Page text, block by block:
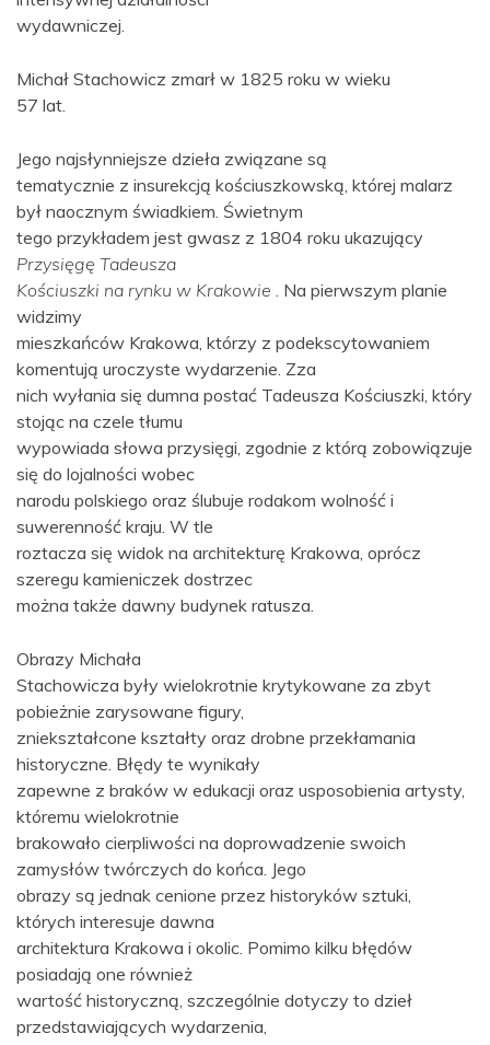
wydawniczej.
Michał Stachowicz zmarł w 1825 roku w wieku
57 lat.
Jego najsłynniejsze dzieła związane są
tematycznie z insurekcją kościuszkowską, której malarz
był naocznym świadkiem. Świetnym
tego przykładem jest gwasz z 1804 roku ukazujący
Przysięgę Tadeusza
Kościuszki na rynku w Krakowie
. Na pierwszym planie
widzimy
mieszkańców Krakowa, którzy z podekscytowaniem
komentują uroczyste wydarzenie. Zza
nich wyłania się dumna postać Tadeusza Kościuszki, który
stojąc na czele tłumu
wypowiada słowa przysięgi, zgodnie z którą zobowiązuje
się do lojalności wobec
narodu polskiego oraz ślubuje rodakom wolność i
suwerenność kraju. W tle
roztacza się widok na architekturę Krakowa, oprócz
szeregu kamieniczek dostrzec
można także dawny budynek ratusza.
Obrazy Michała
Stachowicza były wielokrotnie krytykowane za zbyt
pobieżnie zarysowane figury,
zniekształcone kształty oraz drobne przekłamania
historyczne. Błędy te wynikały
zapewne z braków w edukacji oraz usposobienia artysty,
któremu wielokrotnie
brakowało cierpliwości na doprowadzenie swoich
zamysłów twórczych do końca. Jego
obrazy są jednak cenione przez historyków sztuki,
których interesuje dawna
architektura Krakowa i okolic. Pomimo kilku błędów
posiadają one również
wartość historyczną, szczególnie dotyczy to dzieł
przedstawiających wydarzenia,